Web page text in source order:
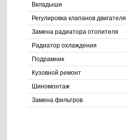
Вкладыши
Регулировка клапанов двигателя
Замена радиатора отопителя
Радиатор охлаждения
Подрамник
Кузовной ремонт
Шиномонтаж
Замена фильтров